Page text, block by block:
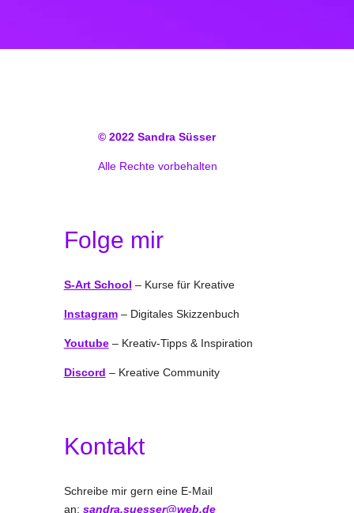
© 2022 Sandra Süsser
Alle Rechte vorbehalten
Folge mir
S-Art School – Kurse für Kreative
Instagram– Digitales Skizzenbuch
Youtube– Kreativ-Tipps & Inspiration
Discord – Kreative Community
Kontakt
Schreibe mir gern eine E-Mail
an: sandra.suesser@web.de